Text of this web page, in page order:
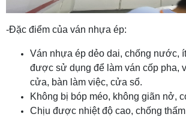
-Đặc điểm của ván nhựa ép:
Ván nhựa ép dẻo dai, chống nước,
được sử dụng để làm ván cốp pha,
cửa, bàn làm việc, cửa sổ.
Không bị bóp méo, không giãn nở,
Chịu được nhiệt độ cao, chống